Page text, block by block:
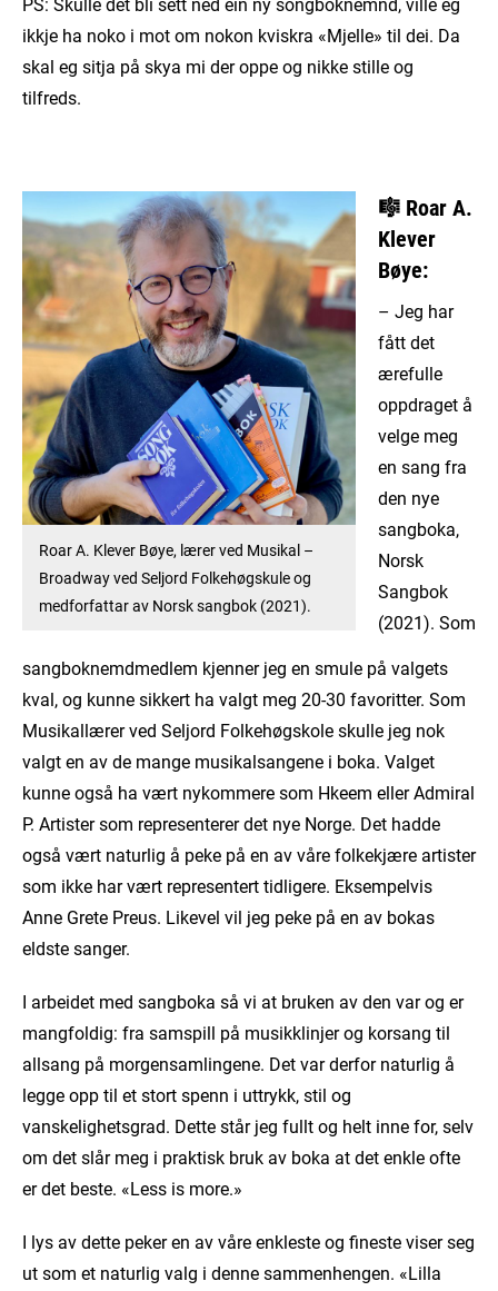
ikkje ha noko i mot om nokon kviskra «Mjelle» til dei. Da
skal eg sitja på skya mi der oppe og nikke stille og
tilfreds.
Roar A. Klever Bøye, lærer ved Musikal –
Broadway ved Seljord Folkehøgskule og
medforfattar av Norsk sangbok (2021).
🎼 Roar A.
Klever
Bøye:
– Jeg har
fått det
ærefulle
oppdraget å
velge meg
en sang fra
den nye
sangboka,
Norsk
Sangbok
(2021). Som
sangboknemdmedlem kjenner jeg en smule på valgets
kval, og kunne sikkert ha valgt meg 20-30 favoritter. Som
Musikallærer ved Seljord Folkehøgskole skulle jeg nok
valgt en av de mange musikalsangene i boka. Valget
kunne også ha vært nykommere som Hkeem eller Admiral
P. Artister som representerer det nye Norge. Det hadde
også vært naturlig å peke på en av våre folkekjære artister
som ikke har vært representert tidligere. Eksempelvis
Anne Grete Preus. Likevel vil jeg peke på en av bokas
eldste sanger.
I arbeidet med sangboka så vi at bruken av den var og er
mangfoldig: fra samspill på musikklinjer og korsang til
allsang på morgensamlingene. Det var derfor naturlig å
legge opp til et stort spenn i uttrykk, stil og
vanskelighetsgrad. Dette står jeg fullt og helt inne for, selv
om det slår meg i praktisk bruk av boka at det enkle ofte
er det beste. «Less is more.»
I lys av dette peker en av våre enkleste og fineste viser seg
ut som et naturlig valg i denne sammenhengen. «Lilla